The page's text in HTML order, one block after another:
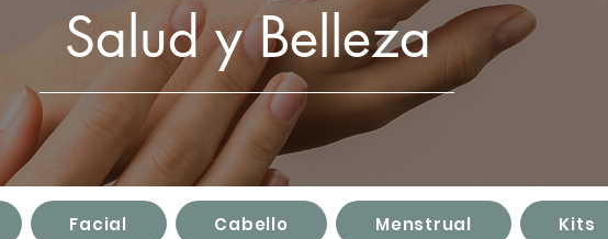
Salud y Belleza
Facial Cabello Menstrual Kits